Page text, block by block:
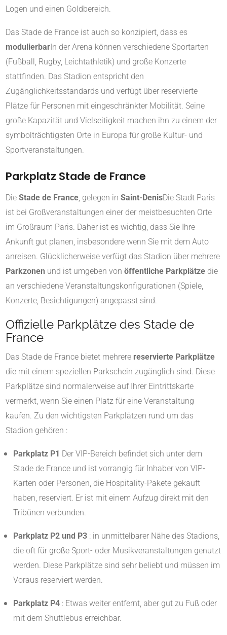
Logen und einen Goldbereich.
Das Stade de France ist auch so konzipiert, dass es
modulierbar In der Arena können verschiedene Sportarten
(Fußball, Rugby, Leichtathletik) und große Konzerte
stattfinden. Das Stadion entspricht den
Zugänglichkeitsstandards und verfügt über reservierte
Plätze für Personen mit eingeschränkter Mobilität. Seine
große Kapazität und Vielseitigkeit machen ihn zu einem der
symbolträchtigsten Orte in Europa für große Kultur- und
Sportveranstaltungen.
Parkplatz Stade de France
Die Stade de France, gelegen in Saint-DenisDie Stadt Paris
ist bei Großveranstaltungen einer der meistbesuchten Orte
im Großraum Paris. Daher ist es wichtig, dass Sie Ihre
Ankunft gut planen, insbesondere wenn Sie mit dem Auto
anreisen. Glücklicherweise verfügt das Stadion über mehrere
Parkzonen und ist umgeben von öffentliche Parkplätze die
an verschiedene Veranstaltungskonfigurationen (Spiele,
Konzerte, Besichtigungen) angepasst sind.
Offizielle Parkplätze des Stade de
France
Das Stade de France bietet mehrere reservierte Parkplätze
die mit einem speziellen Parkschein zugänglich sind. Diese
Parkplätze sind normalerweise auf Ihrer Eintrittskarte
vermerkt, wenn Sie einen Platz für eine Veranstaltung
kaufen. Zu den wichtigsten Parkplätzen rund um das
Stadion gehören :
Parkplatz P1 Der VIP-Bereich befindet sich unter dem
Stade de France und ist vorrangig für Inhaber von VIP-
Karten oder Personen, die Hospitality-Pakete gekauft
haben, reserviert. Er ist mit einem Aufzug direkt mit den
Tribünen verbunden.
Parkplatz P2 und P3 : in unmittelbarer Nähe des Stadions,
die oft für große Sport- oder Musikveranstaltungen genutzt
werden. Diese Parkplätze sind sehr beliebt und müssen im
Voraus reserviert werden.
Parkplatz P4 : Etwas weiter entfernt, aber gut zu Fuß oder
mit dem Shuttlebus erreichbar.